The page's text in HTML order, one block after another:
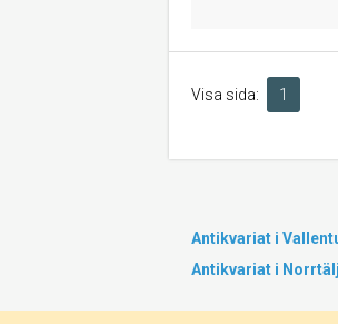
Visa sida: 1
Antikvariat i
Antikvariat i